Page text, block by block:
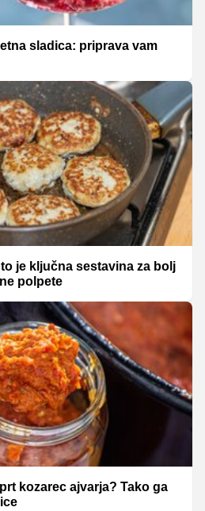
sladica: priprava vam
je ključna sestavina za bolj
polpete
kozarec ajvarja? Tako ga